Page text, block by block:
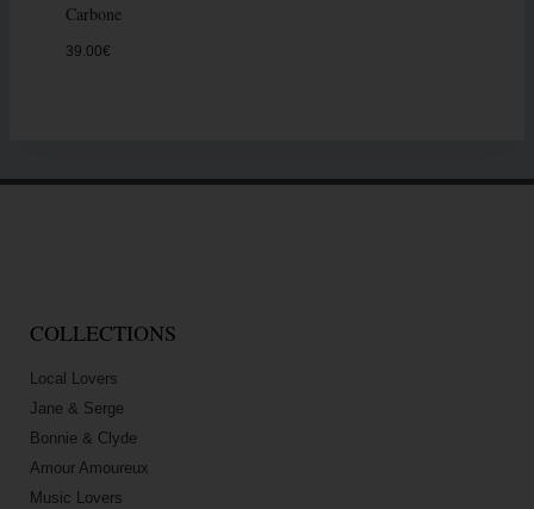
Carbone
39.00€
COLLECTIONS
Local Lovers
Jane & Serge
Bonnie & Clyde
Amour Amoureux
Music Lovers